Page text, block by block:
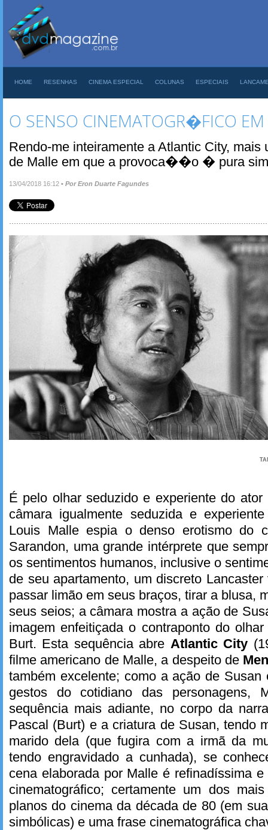
HOME RESENHAS CINEMA ESPECIAL COLUNAS ESPECIAIS
O SENSO CINEMATOGR�FICO
Rendo-me inteiramente a Atlantic City, mais
de Malle em que a provoca��o � pura
13/04/2018 16:12 • Por Eron Duarte Fagundes
É pelo olhar seduzido e experiente do
câmara igualmente seduzida e
Louis Malle espia o denso erotismo do
Sarandon, uma grande intérprete que
os sentimentos humanos, inclusive o
de seu apartamento, um discreto
passar limão em seus braços, tirar a blusa,
seus seios; a câmara mostra a ação de
imagem enfeitiçada o contraponto do
Burt. Esta sequência abre Atlantic City
filme americano de Malle, a despeito de
também excelente; como a ação de
gestos do cotidiano das personagens,
sequência mais adiante, no corpo da
Pascal (Burt) e a criatura de Susan, tendo
marido dela (que fugira com a irmã da
tendo engravidado a cunhada), se
cena elaborada por Malle é refinadíssima
cinematográfico; certamente um dos
planos do cinema da década de 80 (em
simbólicas) e uma frase cinematográfica